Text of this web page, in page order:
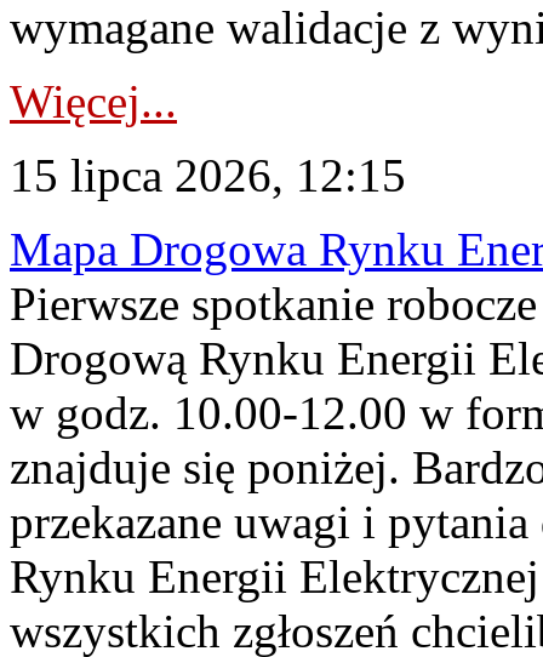
wymagane walidacje z
Więcej...
15 lipca 2026, 12:15
Mapa Drogowa Rynku
Pierwsze spotkanie
Drogową Rynku Energii
w godz. 10.00-12.00 w
znajduje się poniżej.
przekazane uwagi i
Rynku Energii
wszystkich zgłoszeń